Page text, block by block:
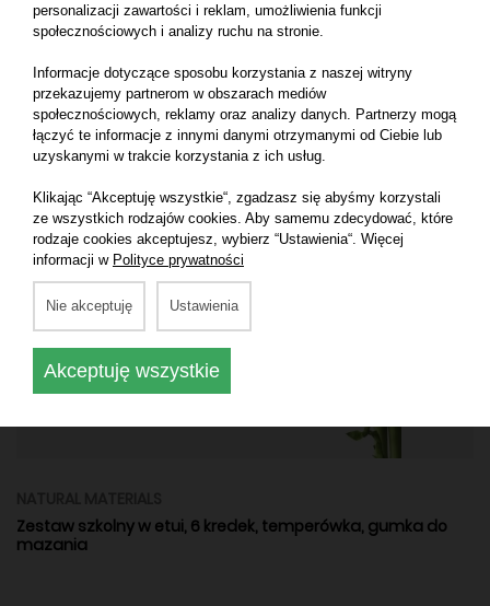
NATURAL MATERIALS
Zestaw szkolny w bawełnianym etui, ołówek, długopis,
temperówka, gumka do mazania i bambusowa linijka 15
cm
Zestaw szkolny w etui, 6 kredek, temperówka, gumka do
mazania
personalizacji zawartości i reklam, umożliwienia funkcji
społecznościowych i analizy ruchu na stronie.
Informacje dotyczące sposobu korzystania z naszej witryny
przekazujemy partnerom w obszarach mediów
społecznościowych, reklamy oraz analizy danych. Partnerzy mogą
łączyć te informacje z innymi danymi otrzymanymi od Ciebie lub
uzyskanymi w trakcie korzystania z ich usług.
Klikając “Akceptuję wszystkie“, zgadzasz się abyśmy korzystali
ze wszystkich rodzajów cookies. Aby samemu zdecydować, które
rodzaje cookies akceptujesz, wybierz “Ustawienia“. Więcej
informacji w Polityce prywatności
Nie akceptuję Ustawienia
Akceptuję wszystkie